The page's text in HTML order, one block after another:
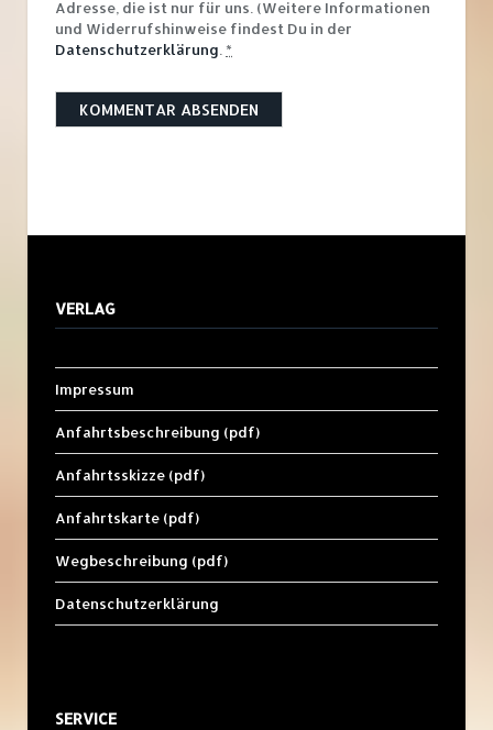
Adresse, die ist nur für uns. (Weitere Informationen
und Widerrufshinweise findest Du in der
Datenschutzerklärung.*
VERLAG
Impressum
Anfahrtsbeschreibung (pdf)
Anfahrtsskizze (pdf)
Anfahrtskarte (pdf)
Wegbeschreibung (pdf)
Datenschutzerklärung
SERVICE